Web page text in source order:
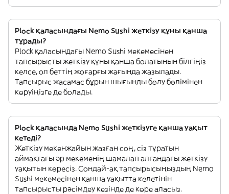
Plock қаласындағы Nemo Sushi жеткізу құны қанша
тұрады?
Plock қаласындағы Nemo Sushi мекемесінен
тапсырысты жеткізу құны қанша болатынын білгіңіз
келсе, ол беттің жоғарғы жағында жазылады.
Тапсырыс жасамас бұрын шығынды бөлу бөлімінен
көруіңізге де болады.
Plock қаласында Nemo Sushi жеткізуге қанша уақыт
кетеді?
Жеткізу мекенжайын жазған соң, сіз тұратын
аймақтағы әр мекеменің шамалап алғандағы жеткізу
уақытын көресіз. Сондай-ақ тапсырысыңыздың Nemo
Sushi мекемесінен қанша уақытта келетінін
тапсырысты рәсімдеу кезінде де көре аласыз.